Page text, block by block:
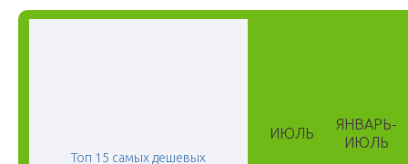
Топ 15 самых дешевых
ИЮЛЬ
ЯНВАРЬ-
ИЮЛЬ